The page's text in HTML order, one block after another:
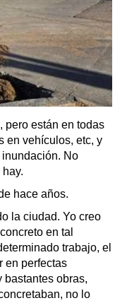
pero están en todas
en vehículos, etc, y
No
hace años.
la ciudad. Yo creo
en tal
trabajo, el
en perfectas
bastantes obras,
no lo